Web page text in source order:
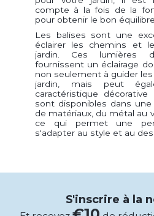
compte à la fois de la
pour obtenir le bon
Les balises sont une
éclairer les chemins et
jardin. Ces lumières
fournissent un éclairage
non seulement à guider
jardin, mais peut
caractéristique
sont disponibles dans
de matériaux, du métal au
ce qui permet une
s'adapter au style et au
S'inscrire à la